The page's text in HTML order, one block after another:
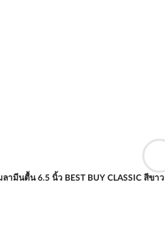
ลามีนตื้น 6.5 นิ้ว BEST BUY CLASSIC สีขาว